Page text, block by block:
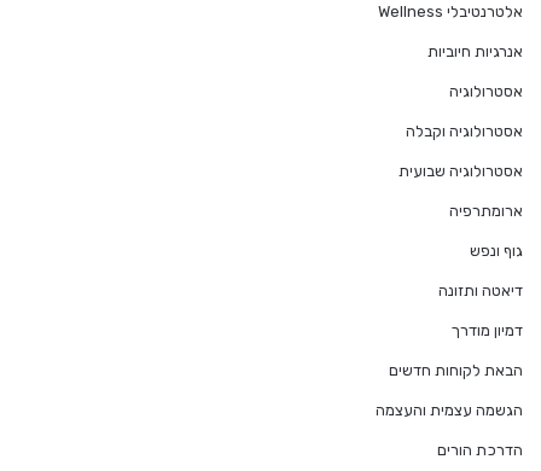
אלטרנטיבלי Wellness
אנרגיות חיוביות
אסטרולוגיה
אסטרולוגיה וקבלה
אסטרולוגיה שבועית
ארומתרפיה
גוף ונפש
דיאטה ותזונה
דמיון מודרך
הבאת לקוחות חדשים
הגשמה עצמית והעצמה
הדרכת הורים